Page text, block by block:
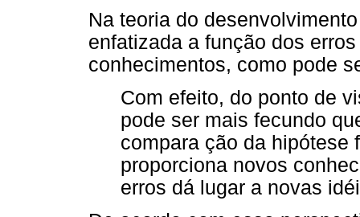
Na teoria do
enfatizada a função dos
conhecimentos, como pode
Com efeito, do ponto de
pode ser mais fecundo
compara ção da hipótese
proporciona novos
erros dá lugar a novas